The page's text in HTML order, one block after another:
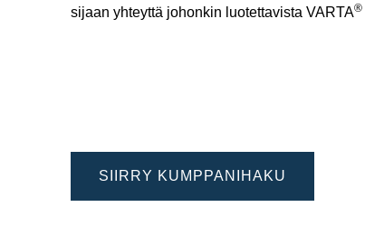
sijaan yhteyttä johonkin luotettavista VARTA®
SIIRRY KUMPPANIHAKU